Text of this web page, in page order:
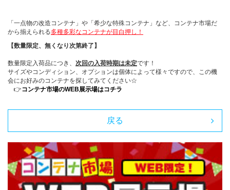
「一点物の改造コンテナ」や「希少な特殊コンテナ」など、コンテナ市場だ
から揃えられる多種多彩なコンテナが目白押し！
【数量限定、無くなり次第終了】
数量限定入荷品につき、 次回の入荷時期は未定です！
サイズやコンディション、オプションは個体によって様々ですので、この機
会にお好みのコンテナを探してみてください☆
👉コンテナ市場のWEB展示場はコチラ
戻る